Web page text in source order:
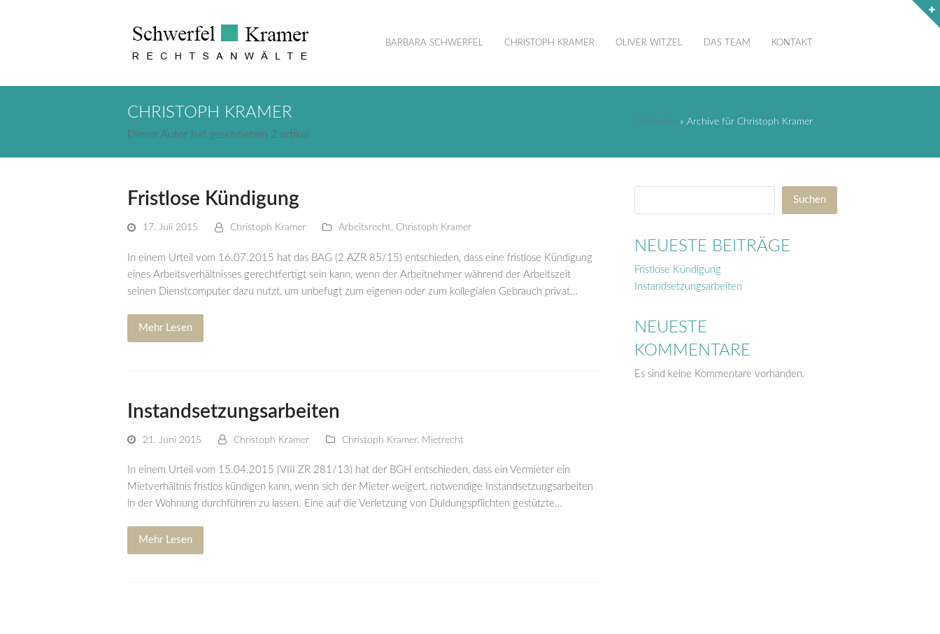
BARBARA SCHWERFEL CHRISTOPH KRAMER OLIVER WITZEL DAS TEAM KONTAKT
CHRISTOPH KRAMER
Dieser Autor hat geschrieben 2 artikel
Startseite » Archive für Christoph Kramer
Fristlose Kündigung
17. Juli 2015 Christoph Kramer Arbeitsrecht, Christoph Kramer
In einem Urteil vom 16.07.2015 hat das BAG (2 AZR 85/15) entschieden, dass eine fristlose Kündigung
eines Arbeitsverhältnisses gerechtfertigt sein kann, wenn der Arbeitnehmer während der Arbeitszeit
seinen Dienstcomputer dazu nutzt, um unbefugt zum eigenen oder zum kollegialen Gebrauch privat…
Mehr Lesen
Instandsetzungsarbeiten
21. Juni 2015 Christoph Kramer Christoph Kramer, Mietrecht
In einem Urteil vom 15.04.2015 (VIII ZR 281/13) hat der BGH entschieden, dass ein Vermieter ein
Mietverhältnis fristlos kündigen kann, wenn sich der Mieter weigert, notwendige Instandsetzungsarbeiten
in der Wohnung durchführen zu lassen. Eine auf die Verletzung von Duldungspflichten gestützte…
Mehr Lesen
Suchen
NEUESTE BEITRÄGE
Fristlose Kündigung
Instandsetzungsarbeiten
NEUESTE
KOMMENTARE
Es sind keine Kommentare vorhanden.